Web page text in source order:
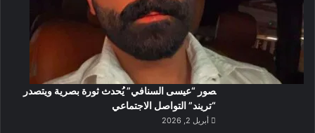
صور “عيسى السنافي” يُحدث ثورة بصرية ويتصدر
“تريند” التواصل الاجتماعي
أبريل 2, 2026